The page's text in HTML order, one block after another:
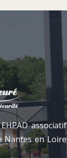
associatif
Nantes en Loire